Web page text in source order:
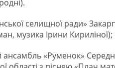
селищної ради»
музика Ірини Кириліної);
«Руменок»